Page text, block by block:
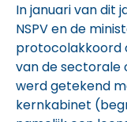
In januari van dit
NSPV en de
protocolakkoord
van de sectorale
werd getekend
kernkabinet